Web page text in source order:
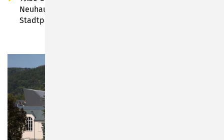
Neuhaus-Schierschnitz e.V. ab Spielzeugmuseum zum
Stadtpark